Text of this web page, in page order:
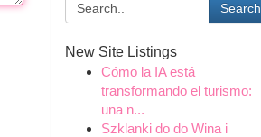
Search
New Site Listings
Cómo la IA está
transformando el turismo:
una n...
Szklanki do do Wina i